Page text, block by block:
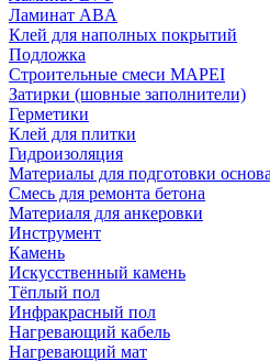
Ламинат ABA
Клей для наполных покрытий
Подложка
Строительные смеси MAPEI
Затирки (шовные заполнители)
Герметики
Клей для плитки
Гидроизоляция
Материалы для подготовки
Смесь для ремонта бетона
Материаля для анкеровки
Инструмент
Камень
Искусственный камень
Тёплый пол
Инфракрасный пол
Нагревающий кабель
Нагревающий мат